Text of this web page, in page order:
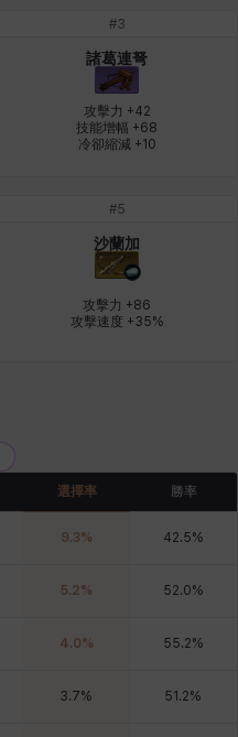
艾迪娜
達爾科
#3
諸葛連弩
攻擊力 +42
技能增幅 +68
冷卻縮減 +10
#5
沙蘭加
攻擊力 +86
攻擊速度 +35%
選擇率 勝率
9.3% 42.5%
5.2% 52.0%
4.0% 55.2%
3.7% 51.2%